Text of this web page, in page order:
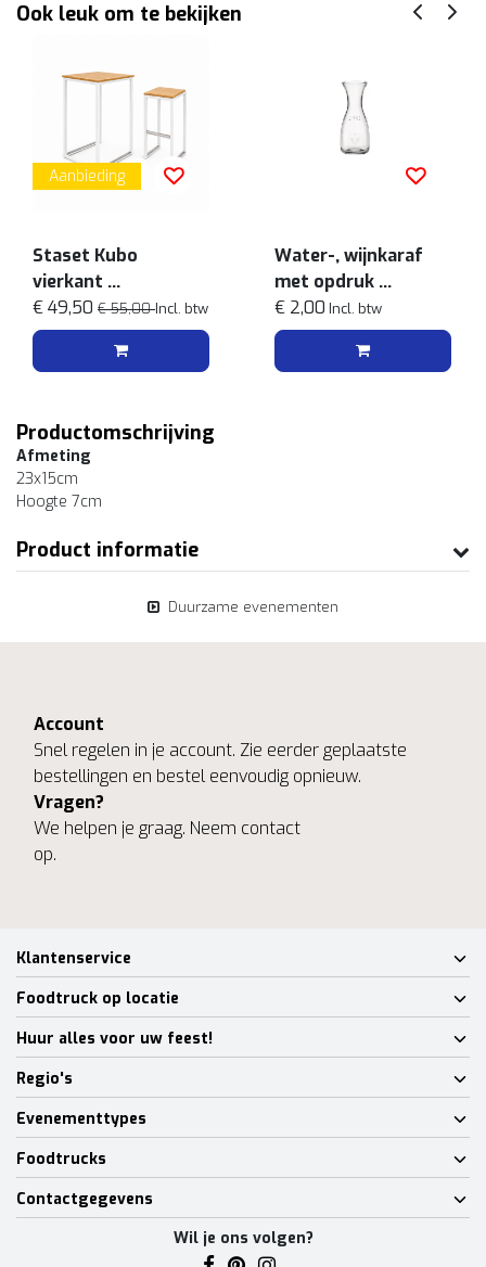
Ook leuk om te bekijken
Aanbieding
Staset Kubo
vierkant
Wit/bamboe
€ 49,50 € 55,00Incl. btw
Water-, wijnkaraf
met opdruk
1l
€ 2,00 Incl. btw
Productomschrijving
Afmeting
23x15cm
Hoogte 7cm
Product informatie
Duurzame evenementen
Account
Snel regelen in je account. Zie eerder geplaatste
bestellingen en bestel eenvoudig opnieuw.
Vragen?
We helpen je graag. Neem contact
op.
Klantenservice
Foodtruck op locatie
Huur alles voor uw feest!
Regio's
Evenementtypes
Foodtrucks
Contactgegevens
Wil je ons volgen?